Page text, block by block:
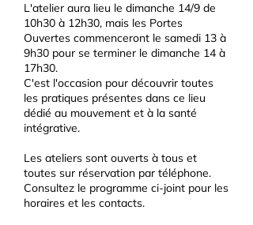
L'atelier aura lieu le dimanche 14/9 de
10h30 à 12h30, mais les Portes
Ouvertes commenceront le samedi 13 à
9h30 pour se terminer le dimanche 14 à
17h30.
C'est l'occasion pour découvrir toutes
les pratiques présentes dans ce lieu
dédié au mouvement et à la santé
intégrative.
Les ateliers sont ouverts à tous et
toutes sur réservation par téléphone.
Consultez le programme ci-joint pour les
horaires et les contacts.